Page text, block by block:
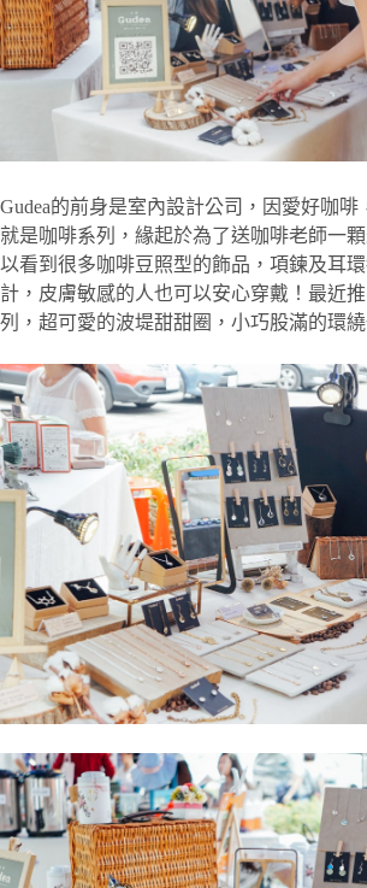
Gudea的前身是室內設計公司，因愛好咖啡
就是咖啡系列，緣起於為了送咖啡老師一
以看到很多咖啡豆照型的飾品，項鍊及耳
計，皮膚敏感的人也可以安心穿戴！最近
列，超可愛的波堤甜甜圈，小巧股滿的環繞